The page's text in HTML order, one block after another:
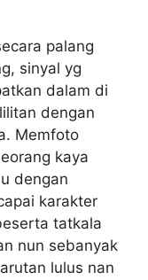
palang
sinyal yg
dalam di
dengan
Memfoto
kaya
dengan
karakter
tatkala
nun sebanyak
lulus nan